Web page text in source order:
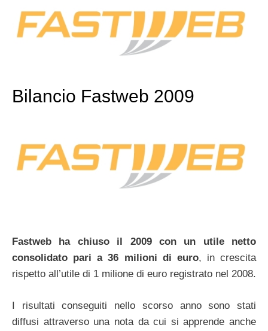
Bilancio Fastweb 2009
Fastweb ha chiuso il 2009 con un utile netto
consolidato pari a 36 milioni di euro, in crescita
rispetto all’utile di 1 milione di euro registrato nel 2008.
I risultati conseguiti nello scorso anno sono stati
diffusi attraverso una nota da cui si apprende anche